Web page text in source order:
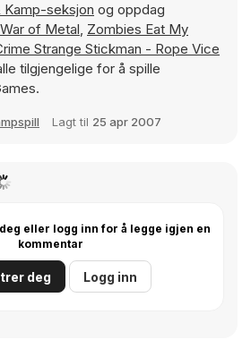
Kamp-seksjon og oppdag
War of Metal, Zombies Eat My
Strange Stickman - Rope Vice
tilgjengelige for å spille
Lagt til 25 apr 2007
eller logg inn for å legge igjen en
kommentar
deg Logg inn